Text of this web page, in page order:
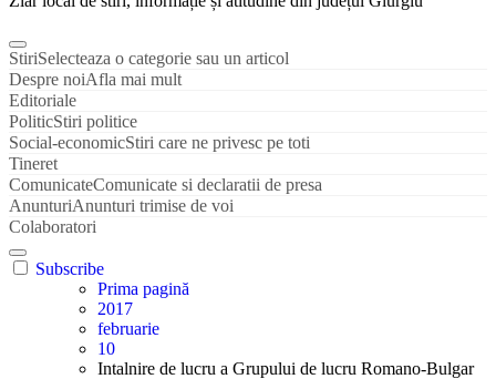
StiriSelecteaza o categorie sau un articol
Despre noiAfla mai mult
Editoriale
PoliticStiri politice
Social-economicStiri care ne privesc pe toti
Tineret
ComunicateComunicate si declaratii de presa
AnunturiAnunturi trimise de voi
Colaboratori
Subscribe
Prima pagină
2017
februarie
10
Intalnire de lucru a Grupului de lucru Romano-Bulgar